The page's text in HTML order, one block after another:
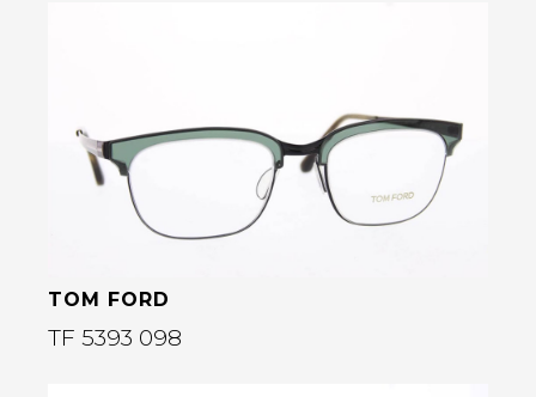
TOM FORD
TF 5393 098